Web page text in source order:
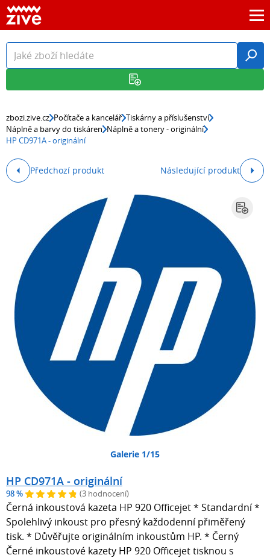
zbozi.zive.cz Počítače a kancelář Tiskárny a příslušenství
Náplně a barvy do tiskáren Náplně a tonery - originální
HP CD971A - originální
Předchozí produkt Následující produkt
Galerie 1/15
HP CD971A - originální
98 % (3 hodnocení)
Černá inkoustová kazeta HP 920 Officejet * Standardní *
Spolehlivý inkoust pro přesný každodenní přiměřený
tisk. * Důvěřujte originálním inkoustům HP. * Černý
Černé inkoustové kazety HP 920 Officejet tisknou s